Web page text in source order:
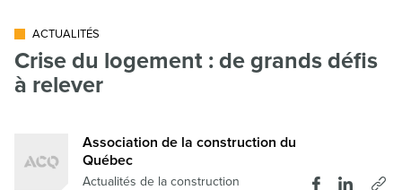
ACTUALITÉS
Crise du logement : de grands défis
à relever
Association de la construction du
Québec
Actualités de la construction